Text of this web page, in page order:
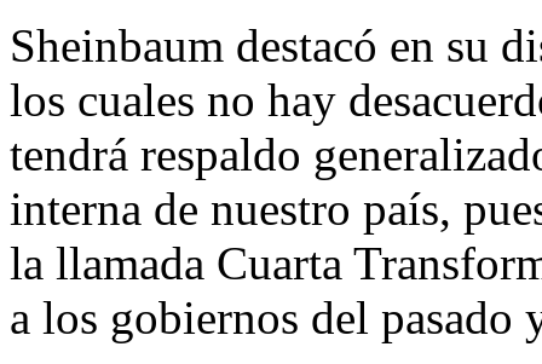
Sheinbaum destacó en su
los cuales no hay
tendrá respaldo
interna de nuestro país,
la llamada Cuarta
a los gobiernos del pasado